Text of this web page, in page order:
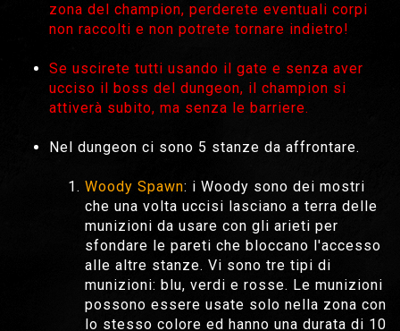
zona del champion, perderete eventuali corpi
non raccolti e non potrete tornare indietro!
Se uscirete tutti usando il gate e senza aver
ucciso il boss del dungeon, il champion si
attiverà subito, ma senza le barriere.
Nel dungeon ci sono 5 stanze da affrontare.
Woody Spawn: i Woody sono dei mostri
che una volta uccisi lasciano a terra delle
munizioni da usare con gli arieti per
sfondare le pareti che bloccano l'accesso
alle altre stanze. Vi sono tre tipi di
munizioni: blu, verdi e rosse. Le munizioni
possono essere usate solo nella zona con
lo stesso colore ed hanno una durata di 10